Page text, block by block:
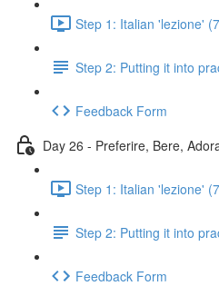
Step 1: Italian 'lezione'
Step 2: Putting it into
Feedback Form
Day 26 - Preferire, Bere,
Step 1: Italian 'lezione'
Step 2: Putting it into
Feedback Form